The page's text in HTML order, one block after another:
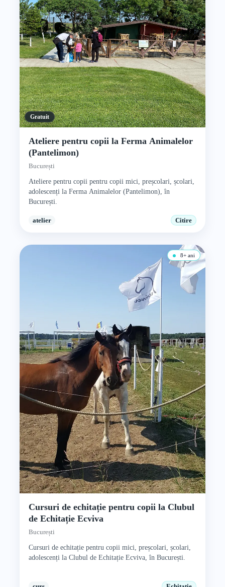
Gratuit
Ateliere pentru copii la Ferma Animalelor
(Pantelimon)
București
Ateliere pentru copii pentru copii mici, preșcolari, școlari,
adolescenți la Ferma Animalelor (Pantelimon), în
București.
atelier Citire
8+ ani
Cursuri de echitație pentru copii la Clubul
de Echitație Ecviva
București
Cursuri de echitație pentru copii mici, preșcolari, școlari,
adolescenți la Clubul de Echitație Ecviva, în București.